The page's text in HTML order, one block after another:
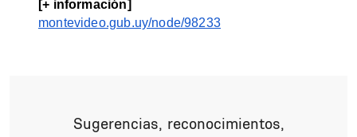
montevideo.gub.uy/node/98233
Sugerencias, reconocimientos,